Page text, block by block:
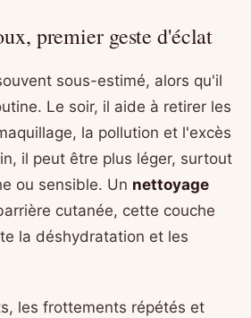
premier geste d'éclat
sous-estimé, alors qu'il
Le soir, il aide à retirer les
la pollution et l'excès
il peut être plus léger, surtout
ou sensible. Un nettoyage
cutanée, cette couche
la déshydratation et les
les frottements répétés et